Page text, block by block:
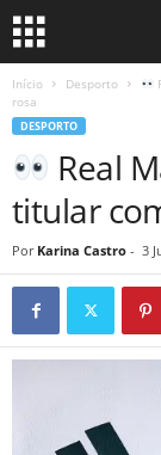
Início Desporto
rosa
DESPORTO
Real
titular
Por Karina Castro - 3